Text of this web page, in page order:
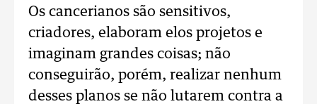
Os cancerianos são sensitivos,
criadores, elaboram elos projetos e
imaginam grandes coisas; não
conseguirão, porém, realizar nenhum
desses planos se não lutarem contra a